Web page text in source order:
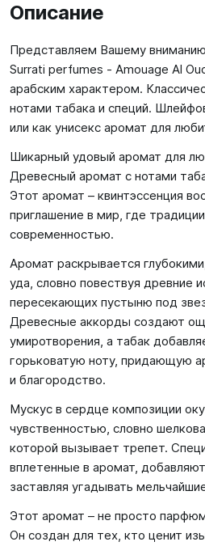
Описание
Представляем Вашему
Surrati perfumes - Amouage Al
арабским характером.
нотами табака и специй.
или как унисекс аромат для
Шикарный удовый аромат для
Древесный аромат с нотами
Этот аромат – квинтэссенция
приглашение в мир, где
современностью.
Аромат раскрывается
уда, словно повествуя древние
пересекающих пустыню под
Древесные аккорды создают
умиротворения, а табак
горьковатую ноту, придающую
и благородство.
Мускус в сердце композиции
чувственностью, словно
которой вызывает трепет.
вплетенные в аромат, добавляют
заставляя угадывать
Этот аромат – не просто
Он создан для тех, кто ценит